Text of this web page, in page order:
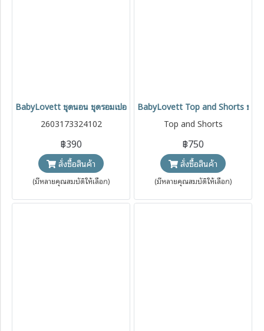
BabyLovett ชุดนอน ชุดรอมเปอร์ Peter Rabbit™ ผ้านุ่มสบาย สำหรับเด็
2603173324102
฿390
สั่งซื้อสินค้า
(มีหลายคุณสมบัติให้เลือก)
BabyLovett Top and Shorts ชุดเ
Top and Shorts
฿750
สั่งซื้อสินค้า
(มีหลายคุณสมบัติให้เลือก)